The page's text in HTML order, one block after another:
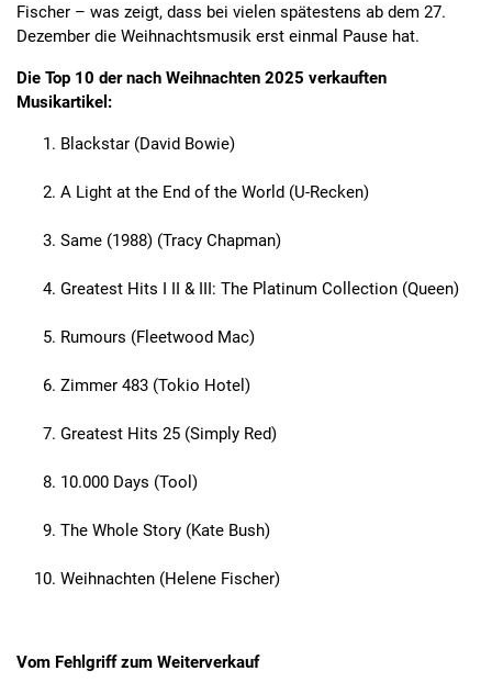
Fischer – was zeigt, dass bei vielen spätestens ab dem 27.
Dezember die Weihnachtsmusik erst einmal Pause hat.
Die Top 10 der nach Weihnachten 2025 verkauften
Musikartikel:
Blackstar (David Bowie)
A Light at the End of the World (U-Recken)
Same (1988) (Tracy Chapman)
Greatest Hits I II & III: The Platinum Collection (Queen)
Rumours (Fleetwood Mac)
Zimmer 483 (Tokio Hotel)
Greatest Hits 25 (Simply Red)
10.000 Days (Tool)
The Whole Story (Kate Bush)
Weihnachten (Helene Fischer)
Vom Fehlgriff zum Weiterverkauf